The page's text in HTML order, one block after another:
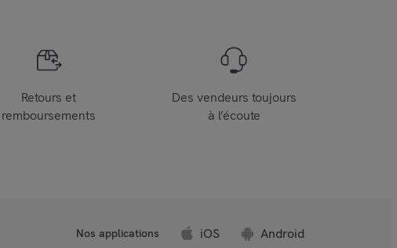
Retours et
remboursements
Des vendeurs toujours
à l’écoute
Nos applications iOS Android